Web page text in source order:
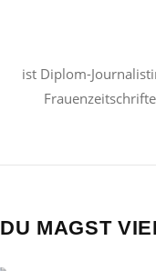
ist Diplom-
DU MAGST